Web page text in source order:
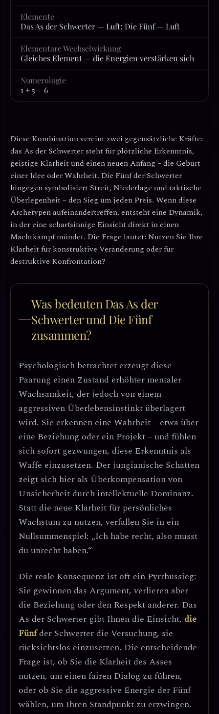
Elemente
Das As der Schwerter — Luft; Die Fünf — Luft
Elementare Wechselwirkung
Gleiches Element — die Energien verstärken sich
Numerologie
1 + 5 = 6
Diese Kombination vereint zwei gegensätzliche Kräfte:
das As der Schwerter steht für plötzliche Erkenntnis,
geistige Klarheit und einen neuen Anfang – die Geburt
einer Idee oder Wahrheit. Die Fünf der Schwerter
hingegen symbolisiert Streit, Niederlage und taktische
Überlegenheit – den Sieg um jeden Preis. Wenn diese
Archetypen aufeinandertreffen, entsteht eine Dynamik,
in der eine scharfsinnige Einsicht direkt in einen
Machtkampf mündet. Die Frage lautet: Nutzen Sie Ihre
Klarheit für konstruktive Veränderung oder für
destruktive Konfrontation?
Was bedeuten Das As der
Schwerter und Die Fünf
zusammen?
Psychologisch betrachtet erzeugt diese
Paarung einen Zustand erhöhter mentaler
Wachsamkeit, der jedoch von einem
aggressiven Überlebensinstinktüberlagert
wird. Sie erkennen eine Wahrheit – etwa über
eine Beziehung oder ein Projekt – und fühlen
sich sofort gezwungen, diese Erkenntnis als
Waffe einzusetzen. Der jungianische Schatten
zeigt sich hier als Überkompensation von
Unsicherheit durch intellektuelle Dominanz.
Statt die neue Klarheit für persönliches
Wachstum zu nutzen, verfallen Sie in ein
Nullsummenspiel: „Ich habe recht, also musst
du unrecht haben.“
Die reale Konsequenz ist oft ein Pyrrhussieg:
Sie gewinnen das Argument, verlieren aber
die Beziehung oder den Respekt anderer. Das
As der Schwerter gibt Ihnen die Einsicht, die
Fünfder Schwerter die Versuchung, sie
rücksichtslos einzusetzen. Die entscheidende
Frage ist, ob Sie die Klarheit des Asses
nutzen, um einenfairen Dialog zu führen,
oder ob Sie die aggressive Energie der Fünf
wählen, um Ihren Standpunkt zu erzwingen.